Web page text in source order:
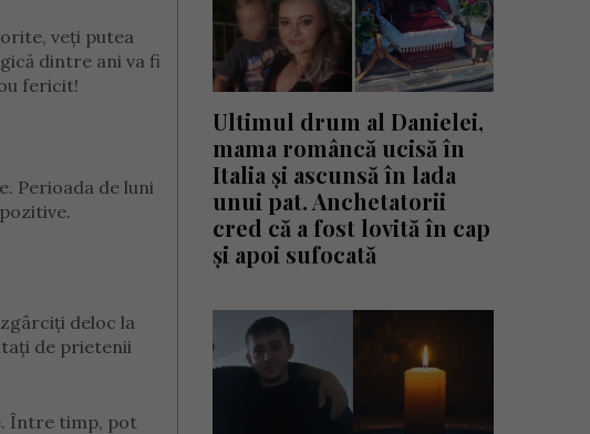
veți putea
dintre ani va fi
fericit!
Perioada de luni
deloc la
de prietenii
Între timp, pot
Ultimul drum al Danielei,
mama româncă ucisă în
Italia și ascunsă în lada
unui pat. Anchetatorii
cred că a fost lovită în cap
și apoi sufocată